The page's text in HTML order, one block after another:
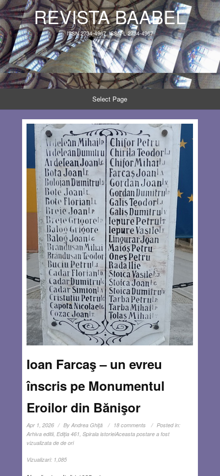
REVISTA BAABEL
ISSN 2734-4967, ISSN-L 2734-4967
Select Page
Ioan Farcaş – un evreu
înscris pe Monumentul
Eroilor din Bănişor
Apr 1, 2026 By Andrea Ghiţă 18 comments
Posted in:
Arhiva editii, Ediţia 461 Spirala istorieiAceasta postare a fost
vizualizata de de ori
Vizualizari: 1,085